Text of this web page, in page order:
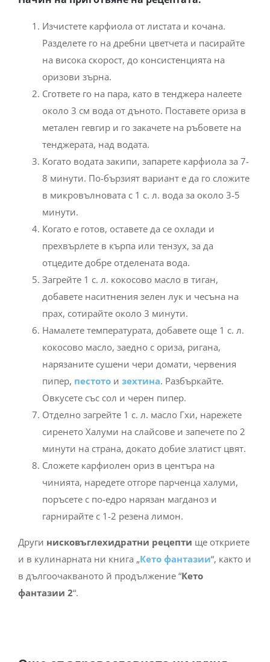
Изчистете карфиола от листата и кочана.
Разделете го на дребни цветчета и пасирайте
на висока скорост, до консистенцията на
оризови зърна.
Сгответе го на пара, като в тенджера налеете
около 3 см вода от дъното. Поставете ориза в
метален гевгир и го закачете на ръбовете на
тенджерата, над водата.
Когато водата закипи, запарете карфиола за 7-
8 минути. По-бързият вариант е да го сложите
в микровълновата с 1 с. л. вода за около 3-5
минути.
Когато е готов, оставете да се охлади и
прехвърлете в кърпа или тензух, за да
отцедите добре отделената вода.
Загрейте 1 с. л. кокосово масло в тиган,
добавете наситнения зелен лук и чесъна на
прах, сотирайте около 3 минути.
Намалете температурата, добавете още 1 с. л.
кокосово масло, заедно с ориза, ригана,
нарязаните сушени чери домати, червения
пипер, пестото и зехтина. Разбъркайте.
Овкусете със сол и черен пипер.
Отделно загрейте 1 с. л. масло Гхи, нарежете
сиренето Халуми на слайсове и запечете по 2
минути на страна, докато добие златист цвят.
Сложете карфиолен ориз в центъра на
чинията, наредете отгоре парченца халуми,
поръсете с по-едро нарязан магданоз и
гарнирайте с 1-2 резена лимон.
Други нисковъглехидратни рецепти ще откриете
и в кулинарната ни книга „Кето фантазии“, както и
в дългоочакваното й продължение “Кето
фантазии 2“.